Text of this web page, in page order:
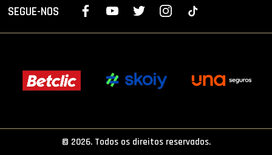
SEGUE-NOS
© 2026. Todos os direitos reservados.